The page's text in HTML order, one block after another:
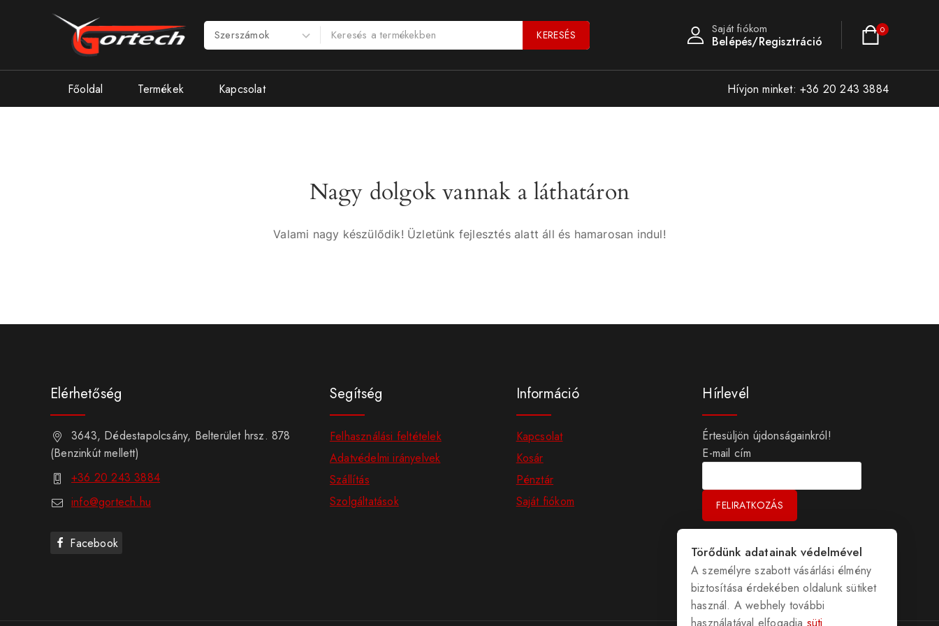
KERESÉS Saját fiókom
Belépés/Regisztráció
0
Főoldal Termékek Kapcsolat Hívjon minket: +36 20 243 3884
Nagy dolgok vannak a láthatáron
Valami nagy készülődik! Üzletünk fejlesztés alatt áll és hamarosan indul!
Elérhetőség
3643, Dédestapolcsány, Belterület hrsz. 878
(Benzinkút mellett)
+36 20 243 3884
info@gortech.hu
Facebook
Segítség
Felhasználási feltételek
Adatvédelmi irányelvek
Szállítás
Szolgáltatások
Információ
Kapcsolat
Kosár
Pénztár
Saját fiókom
Hírlevél
Értesüljön újdonságainkról!
E-mail cím
Törődünk adatainak védelmével
A személyre szabott vásárlási élmény
biztosítása érdekében oldalunk sütiket
használ. A webhely további